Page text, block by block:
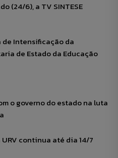
(24/6), a TV SINTESE
de Intensificação da
de Estado da Educação
o governo do estado na luta
URV continua até dia 14/7